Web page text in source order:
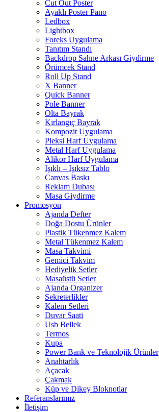
Cut Out Poster
Ayaklı Poster Pano
Ledbox
Lightbox
Foreks Uygulama
Tanıtım Standı
Backdrop Sahne Arkası Giydirme
Örümcek Stand
Roll Up Stand
X Banner
Quick Banner
Pole Banner
Olta Bayrak
Kırlangıç Bayrak
Kompozit Uygulama
Pleksi Harf Uygulama
Metal Harf Uygulama
Alikor Harf Uygulama
Işıklı – Işıksız Tablo
Canvas Baskı
Reklam Dubası
Masa Giydirme
Promosyon
Ajanda Defter
Doğa Dostu Ürünler
Plastik Tükenmez Kalem
Metal Tükenmez Kalem
Masa Takvimi
Gemici Takvim
Hediyelik Setler
Masaüstü Setler
Ajanda Organizer
Sekreterlikler
Kalem Setleri
Duvar Saati
Usb Bellek
Termos
Kupa
Power Bank ve Teknolojik Ürünler
Anahtarlık
Açacak
Çakmak
Küp ve Dikey Bloknotlar
Referanslarımız
İletişim